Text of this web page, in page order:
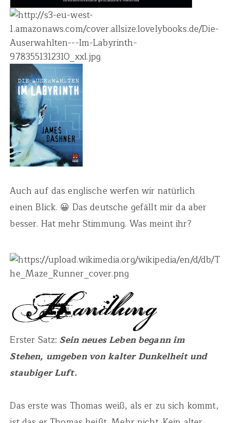
Auch auf das englische werfen wir natürlich
einen Blick. 😀 Das deutsche gefällt mir da aber
besser. Hat mehr Stimmung. Was meint ihr?
Erster Satz: Sein neues Leben begann im
Stehen, umgeben von kalter Dunkelheit und
staubiger Luft.
Das erste was Thomas weiß, als er zu sich kommt,